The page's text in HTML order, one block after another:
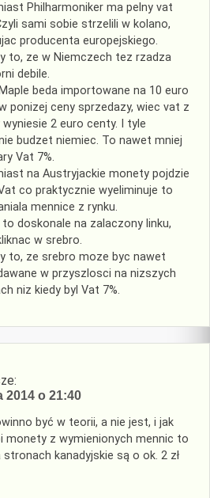
Philharmoniker ma pelny vat
sami sobie strzelili w kolano,
producenta europejskiego.
to, ze w Niemczech tez rzadza
debile.
beda importowane na 10 euro
ponizej ceny sprzedazy, wiec vat z
2 euro centy. I tyle
budzet niemiec. To nawet mniej
Vat 7%.
na Austryjackie monety pojdzie
co praktycznie wyeliminuje to
mennice z rynku.
to doskonale na zalaczony linku,
w srebro.
to, ze srebro moze byc nawet
w przyszlosci na nizszych
niz kiedy byl Vat 7%.
2014 o 21:40
być w teorii, a nie jest, i jak
monety z wymienionych mennic to
kanadyjskie są o ok. 2 zł